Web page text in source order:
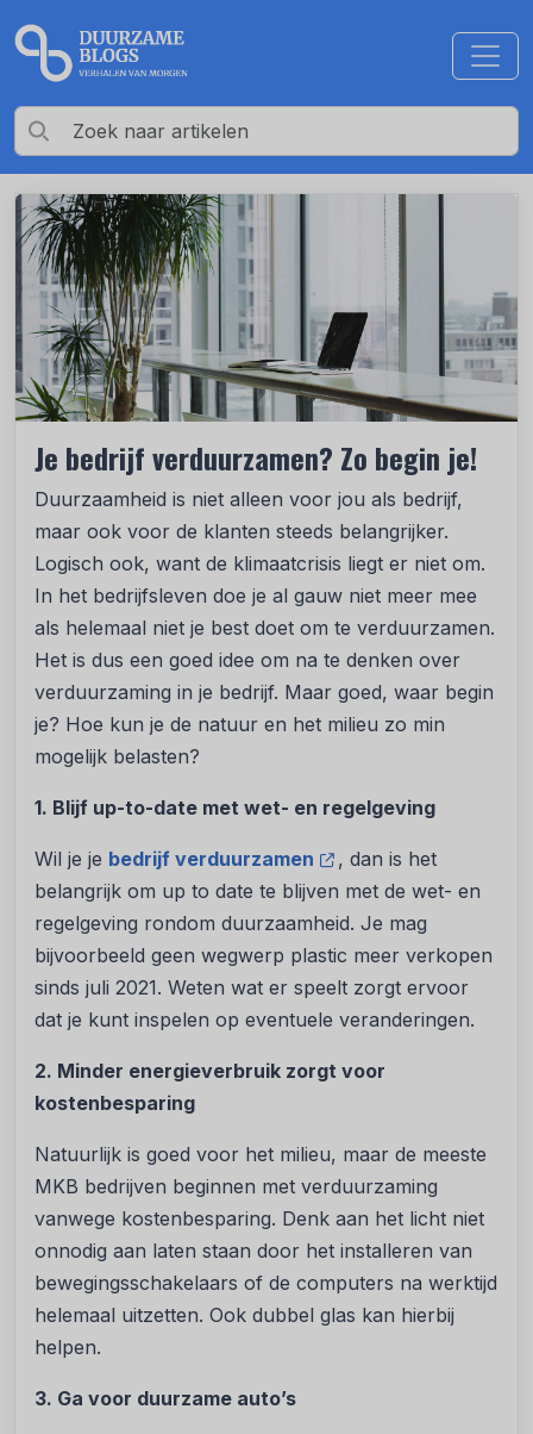
Je bedrijf verduurzamen? Zo begin je!
Duurzaamheid is niet alleen voor jou als bedrijf,
maar ook voor de klanten steeds belangrijker.
Logisch ook, want de klimaatcrisis liegt er niet om.
In het bedrijfsleven doe je al gauw niet meer mee
als helemaal niet je best doet om te verduurzamen.
Het is dus een goed idee om na te denken over
verduurzaming in je bedrijf. Maar goed, waar begin
je? Hoe kun je de natuur en het milieu zo min
mogelijk belasten?
1. Blijf up-to-date met wet- en regelgeving
Wil je je bedrijf verduurzamen
, dan is het
belangrijk om up to date te blijven met de wet- en
regelgeving rondom duurzaamheid. Je mag
bijvoorbeeld geen wegwerp plastic meer verkopen
sinds juli 2021. Weten wat er speelt zorgt ervoor
dat je kunt inspelen op eventuele veranderingen.
2. Minder energieverbruik zorgt voor
kostenbesparing
Natuurlijk is goed voor het milieu, maar de meeste
MKB bedrijven beginnen met verduurzaming
vanwege kostenbesparing. Denk aan het licht niet
onnodig aan laten staan door het installeren van
bewegingsschakelaars of de computers na werktijd
helemaal uitzetten. Ook dubbel glas kan hierbij
helpen.
3. Ga voor duurzame auto’s